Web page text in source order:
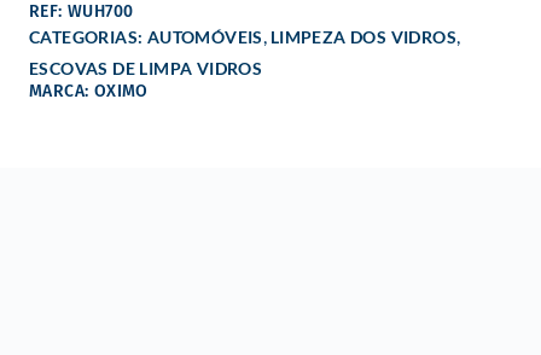
REF: WUH700
CATEGORIAS: AUTOMÓVEIS, LIMPEZA DOS VIDROS,
ESCOVAS DE LIMPA VIDROS
MARCA: OXIMO